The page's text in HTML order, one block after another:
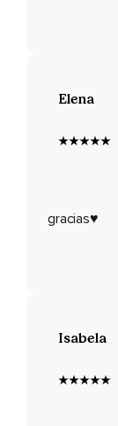
Elena
gracias♥️
Isabela